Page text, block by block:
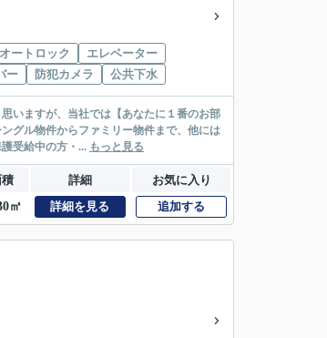
オートロック
エレベーター
ー
防犯カメラ 公共下水
・生活保護受給中の方・... もっと見る
詳細
お気に入り
㎡ 詳細を見る 追加する